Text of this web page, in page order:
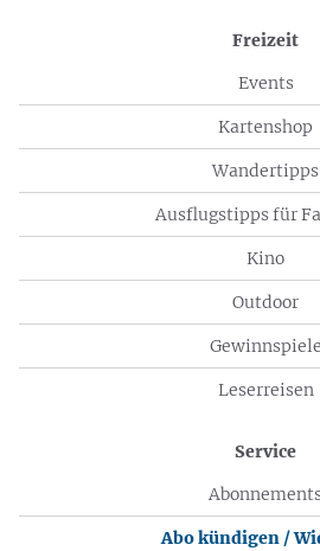
Freizeit
Events
Kartenshop
Wandertipps
Ausflugstipps für
Kino
Outdoor
Gewinnspiele
Leserreisen
Service
Abo kündigen /